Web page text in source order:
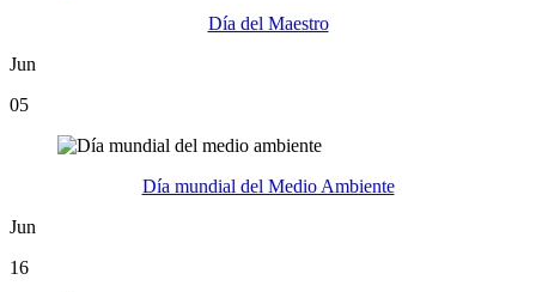
Día del Maestro
Jun
05
Día mundial del Medio Ambiente
Jun
16